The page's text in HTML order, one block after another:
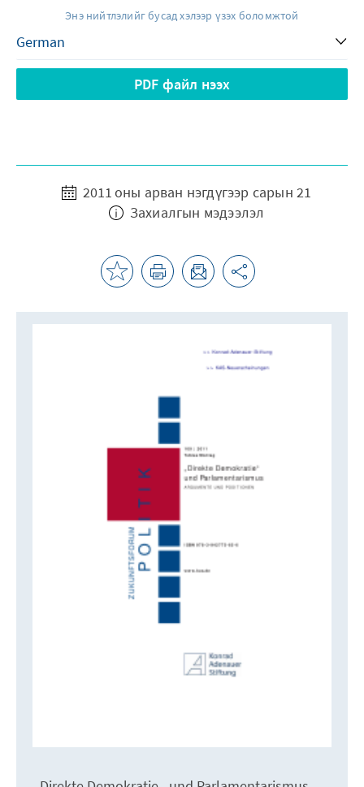
Энэ нийтлэлийг бусад хэлээр үзэх боломжтой
PDF файл нээх
2011 оны арван нэгдүгээр сарын 21
Захиалгын мэдээлэл